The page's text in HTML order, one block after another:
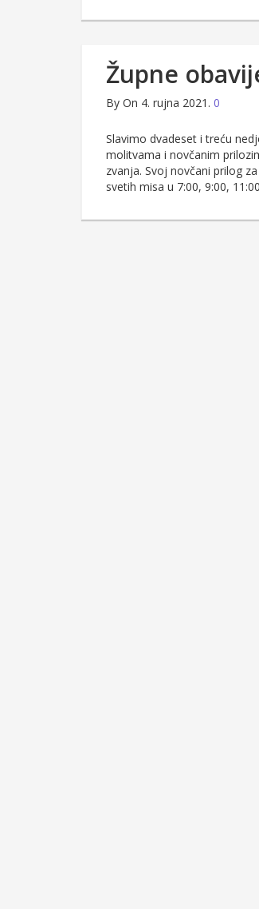
Župne
By On 4. rujna 2021. 0
Slavimo dvadeset i treću
molitvama i novčanim
zvanja. Svoj novčani prilog
svetih misa u 7:00, 9:00,